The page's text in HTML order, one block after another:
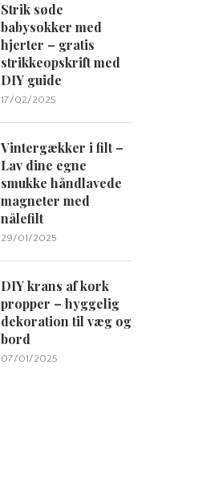
Strik søde
babysokker med
hjerter – gratis
strikkeopskrift med
DIY guide
17/02/2025
Vintergækker i filt –
Lav dine egne
smukke håndlavede
magneter med
nålefilt
29/01/2025
DIY krans af kork
propper – hyggelig
dekoration til væg og
bord
07/01/2025